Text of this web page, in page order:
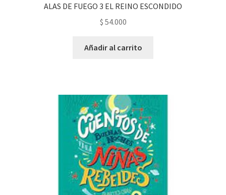
ALAS DE FUEGO 3 EL REINO ESCONDIDO
$ 54.000
Añadir al carrito